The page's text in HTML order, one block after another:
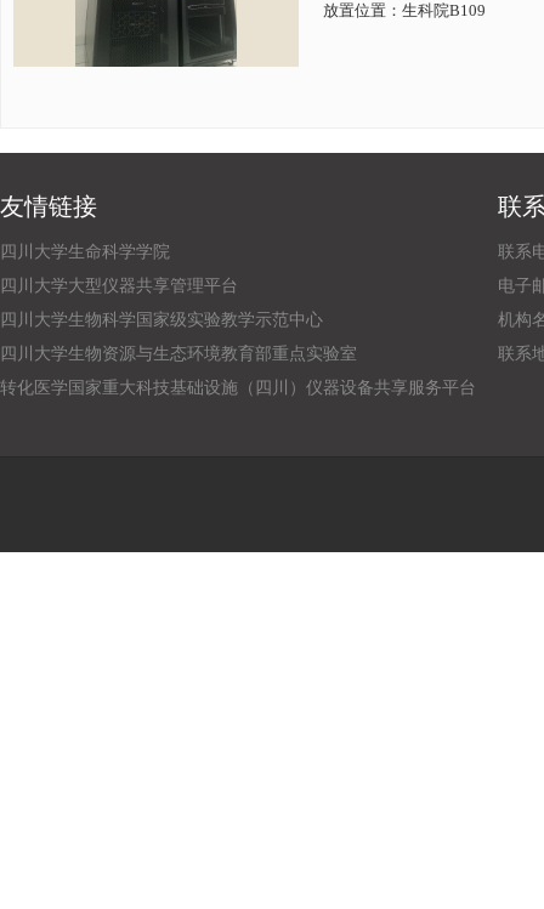
放置位置：生科院B109
友情链接
四川大学生命科学学院
四川大学大型仪器共享管理平台
四川大学生物科学国家级实验教学示范中心
四川大学生物资源与生态环境教育部重点实验室
转化医学国家重大科技基础设施（四川）仪器设备共享服务平台
联
联系
电子
机构
联系